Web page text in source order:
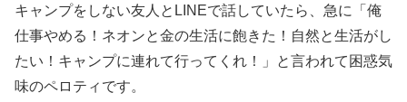
キャンプをしない友人とLINEで話していたら、急に「俺
仕事やめる！ネオンと金の生活に飽きた！自然と生活がし
たい！キャンプに連れて行ってくれ！」と言われて困惑気
味のペロティです。